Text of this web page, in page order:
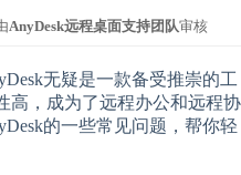
AnyDesk远程桌面支持团队审核
无疑是一款备受推崇的工
高，成为了远程办公和远程协
的一些常见问题，帮你轻